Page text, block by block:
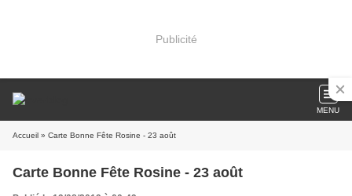
Publicité
MENU
Accueil » Carte Bonne Fête Rosine - 23 août
Carte Bonne Fête Rosine - 23 août